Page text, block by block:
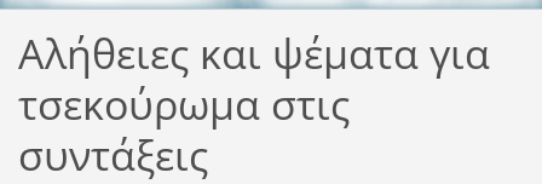
Αλήθειες και ψέματα για
τσεκούρωμα στις
συντάξεις